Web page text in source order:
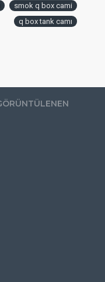
smok q box cami
q box tank camı